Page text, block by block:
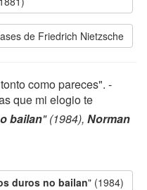
de Friedrich Nietzsche
como pareces". -
que mi elogio te
bailan" (1984), Norman
duros no bailan" (1984)